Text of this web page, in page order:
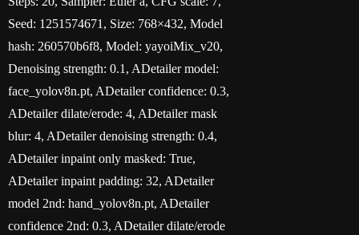
Seed: 1251574671, Size: 768×432, Model
hash: 260570b6f8, Model: yayoiMix_v20,
Denoising strength: 0.1, ADetailer model:
face_yolov8n.pt, ADetailer confidence: 0.3,
ADetailer dilate/erode: 4, ADetailer mask
blur: 4, ADetailer denoising strength: 0.4,
ADetailer inpaint only masked: True,
ADetailer inpaint padding: 32, ADetailer
model 2nd: hand_yolov8n.pt, ADetailer
confidence 2nd: 0.3, ADetailer dilate/erode